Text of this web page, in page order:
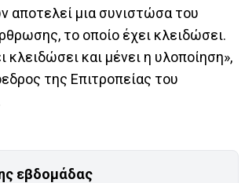
αποτελεί μια συνιστώσα του
το οποίο έχει κλειδώσει.
κλειδώσει και μένει η υλοποίηση»,
της Επιτροπείας του
εβδομάδας